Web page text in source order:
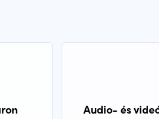
Audio- és